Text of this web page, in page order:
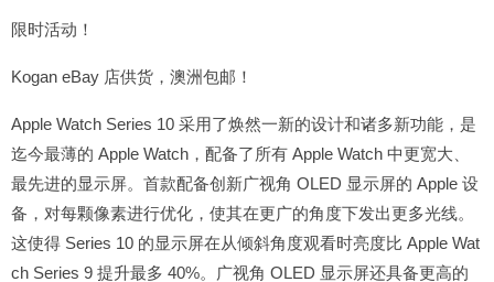
限时活动！
Kogan eBay 店供货，澳洲包邮！
Apple Watch Series 10 采用了焕然一新的设计和诸多新功能，是
迄今最薄的 Apple Watch，配备了所有 Apple Watch 中更宽大、
最先进的显示屏。首款配备创新广视角 OLED 显示屏的 Apple 设
备，对每颗像素进行优化，使其在更广的角度下发出更多光线。
这使得 Series 10 的显示屏在从倾斜角度观看时亮度比 Apple Wat
ch Series 9 提升最多 40%。广视角 OLED 显示屏还具备更高的